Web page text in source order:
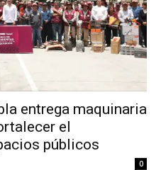
entrega maquinaria
el
públicos
0